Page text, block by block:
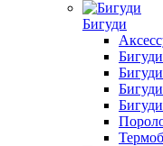
Бигуди